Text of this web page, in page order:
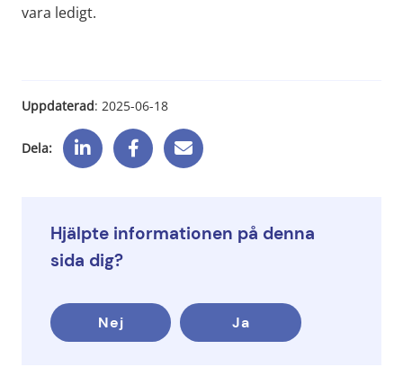
vara ledigt.
Uppdaterad: 2025-06-18
Dela:
Hjälpte informationen på denna
sida dig?
Nej Ja